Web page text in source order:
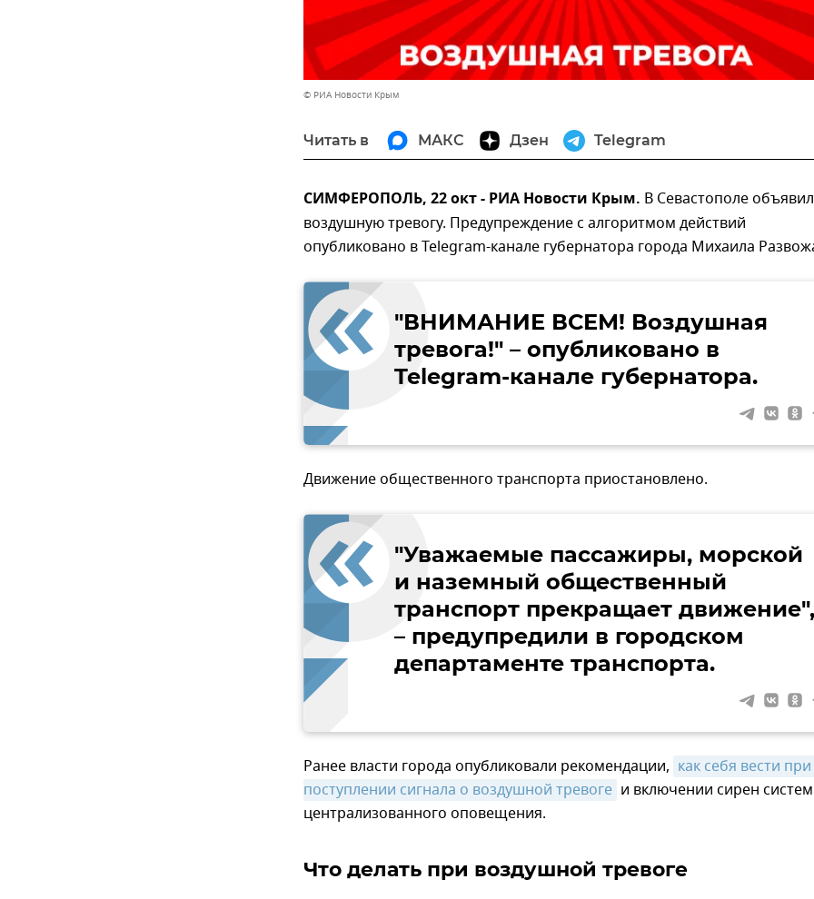
© РИА Новости Крым
Читать в МАКС Дзен Telegram
СИМФЕРОПОЛЬ, 22 окт - РИА Новости Крым. В Севастополе
воздушную тревогу. Предупреждение с алгоритмом действий
опубликовано в Telegram-канале губернатора города Михаила
"ВНИМАНИЕ ВСЕМ! Воздушная
тревога!" – опубликовано в
Telegram-канале губернатора.
Движение общественного транспорта приостановлено.
"Уважаемые пассажиры, морской
и наземный общественный
транспорт прекращает движение",
– предупредили в городском
департаменте транспорта.
Ранее власти города опубликовали рекомендации, как себя вести при
поступлении сигнала о воздушной тревоге и включении сирен
централизованного оповещения.
Что делать при воздушной тревоге